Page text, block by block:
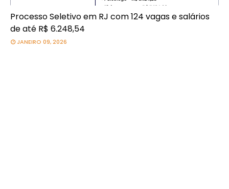
Processo Seletivo em RJ com 124 vagas e salários
de até R$ 6.248,54
JANEIRO 09, 2026